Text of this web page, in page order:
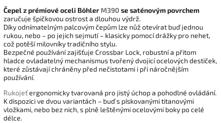
Čepel z prémiové oceli Böhler M390 se saténovým povrchem
zaručuje špičkovou ostrost a dlouhou výdrž.
Díky odnímatelným palcovým čepům lze nůž otevírat buď jednou
rukou, nebo – po jejich sejmutí – klasicky pomocí drážky pro nehet,
což potěší milovníky tradičního stylu.
Bezpečné používání zajišťuje Crossbar Lock, robustní a přitom
hladce ovladatelný mechanismus tvořený dvojicí ocelových destiček,
které zůstávají chráněny před nečistotami i při náročnějším
používání.
Rukojeťergonomicky tvarovaná pro jistý úchop a pohodlné ovládání.
K dispozici ve dvou variantách – buď s pískovanými titanovými
vložkami, nebo bez nich, s plně leštěnými ocelovými boky po celé
délce.